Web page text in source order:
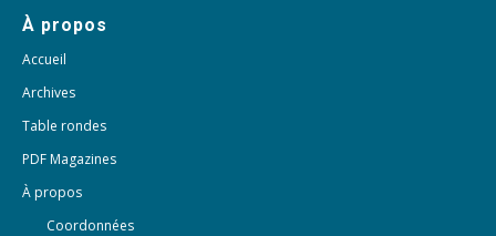
À propos
Accueil
Archives
Table rondes
PDF Magazines
À propos
Coordonnées